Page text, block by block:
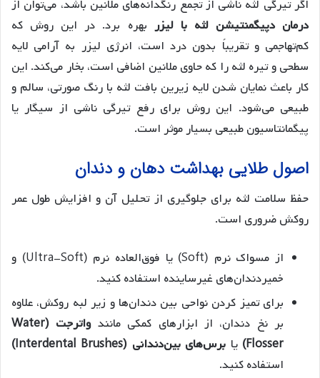
اگر تیرگی لثه ناشی از تجمع رنگدانه‌های ملانین باشد، می‌توان از
درمان دپیگمنتیشن لثه با لیزر بهره برد. در این روش که
کم‌تهاجمی و تقریباً بدون درد است، انرژی لیزر به آرامی لایه
سطحی و تیره لثه را که حاوی ملانین اضافی است، بخار می‌کند. این
کار باعث نمایان شدن لایه زیرین بافت لثه با رنگ صورتی، سالم و
طبیعی می‌شود. این روش برای رفع تیرگی ناشی از سیگار یا
پیگمانتاسیون طبیعی بسیار موثر است.
اصول طلایی بهداشت دهان و دندان
حفظ سلامت لثه برای جلوگیری از تحلیل آن و افزایش طول عمر
روکش ضروری است.
از مسواک نرم (Soft) یا فوق‌العاده نرم (Ultra-Soft) و
خمیردندان‌های غیرساینده استفاده کنید.
برای تمیز کردن نواحی بین دندان‌ها و زیر لبه روکش، علاوه
بر نخ دندان، از ابزارهای کمکی مانند
واترجت (Water
Flosser) یا برس‌های بین‌دندانی (Interdental Brushes)
استفاده کنید.